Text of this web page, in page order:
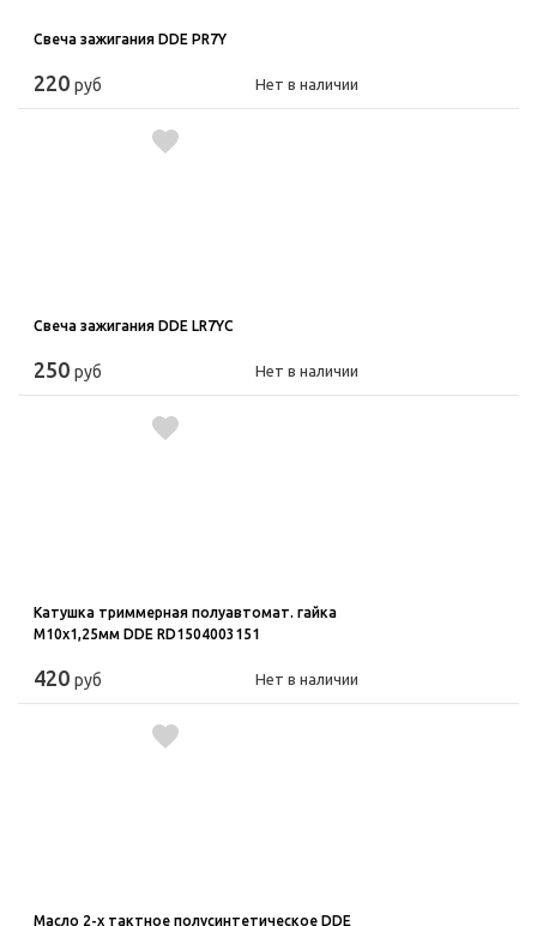
Свеча зажигания DDE PR7Y
220 руб Нет в наличии
Свеча зажигания DDE LR7YC
250 руб Нет в наличии
Катушка триммерная полуавтомат. гайка
М10х1,25мм DDE RD1504003151
420 руб Нет в наличии
Масло 2-х тактное полусинтетическое DDE